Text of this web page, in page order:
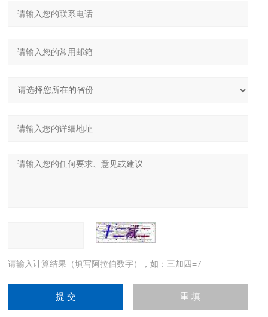
请输入计算结果（填写阿拉伯数字），如：三加四=7